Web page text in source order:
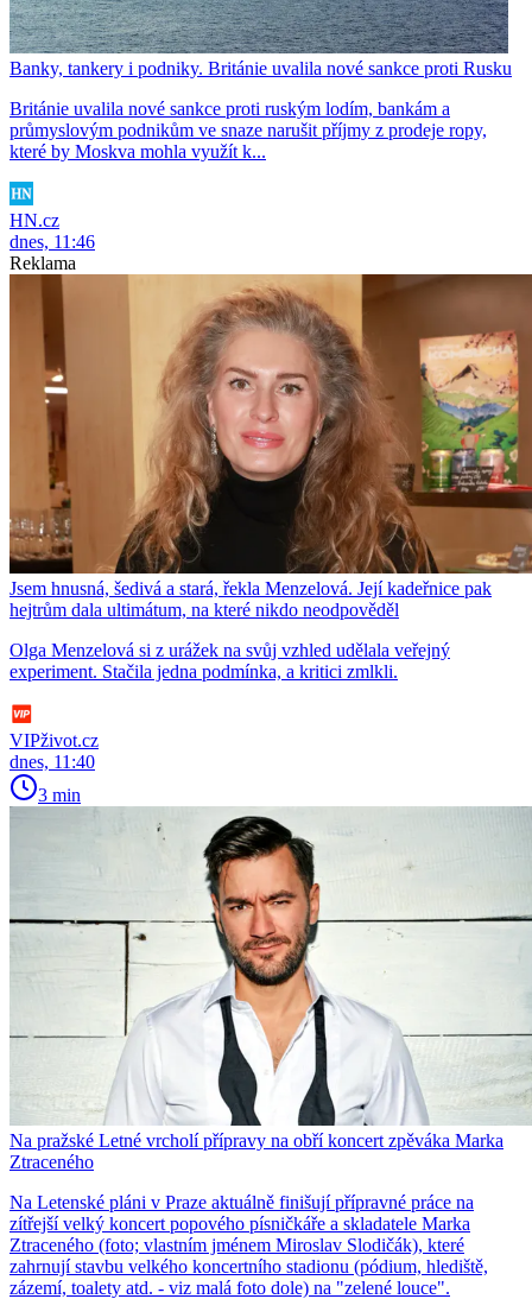
Banky, tankery i podniky. Británie uvalila nové sankce proti Rusku
Británie uvalila nové sankce proti ruským lodím, bankám a
průmyslovým podnikům ve snaze narušit příjmy z prodeje ropy,
které by Moskva mohla využít k...
HN.cz
dnes, 11:46
Reklama
Jsem hnusná, šedivá a stará, řekla Menzelová. Její kadeřnice pak
hejtrům dala ultimátum, na které nikdo neodpověděl
Olga Menzelová si z urážek na svůj vzhled udělala veřejný
experiment. Stačila jedna podmínka, a kritici zmlkli.
VIPživot.cz
dnes, 11:40
3 min
Na pražské Letné vrcholí přípravy na obří koncert zpěváka Marka
Ztraceného
Na Letenské pláni v Praze aktuálně finišují přípravné práce na
zítřejší velký koncert popového písničkáře a skladatele Marka
Ztraceného (foto; vlastním jménem Miroslav Slodičák), které
zahrnují stavbu velkého koncertního stadionu (pódium, hlediště,
zázemí, toalety atd. - viz malá foto dole) na "zelené louce".